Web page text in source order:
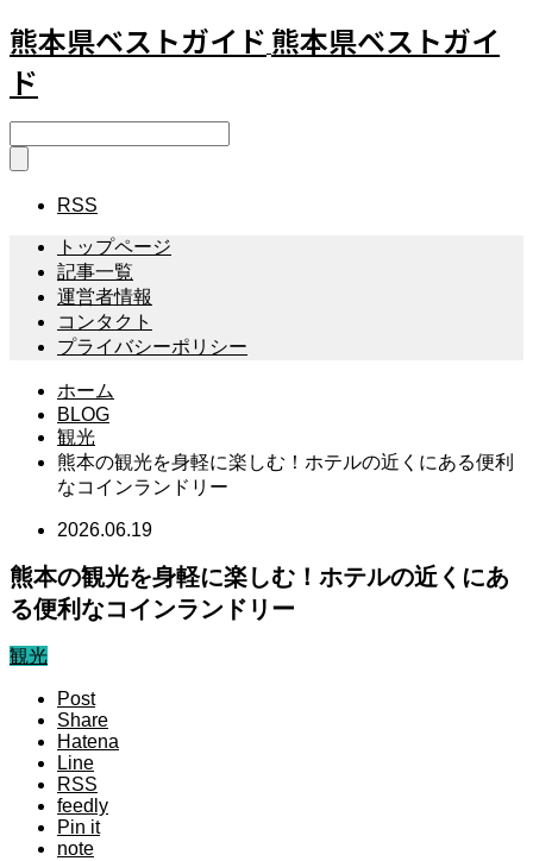
熊本県ベストガイド 熊本県ベストガイ
ド
RSS
トップページ
記事一覧
運営者情報
コンタクト
プライバシーポリシー
ホーム
BLOG
観光
熊本の観光を身軽に楽しむ！ホテルの近くにある便利
なコインランドリー
2026.06.19
熊本の観光を身軽に楽しむ！ホテルの近くにあ
る便利なコインランドリー
観光
Post
Share
Hatena
Line
RSS
feedly
Pin it
note